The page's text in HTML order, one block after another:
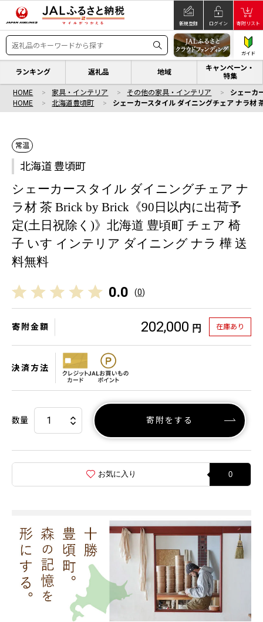
新規登録 ログイン 寄附リスト
ガイド
ランキング 返礼品 地域
キャンペーン・
特集
HOME 家具・インテリア その他の家具・インテリア
シェーカ
HOME
北海道豊頃町 シェーカースタイル ダイニングチェア ナラ
常温
北海道 豊頃町
シェーカースタイル ダイニングチェア ナ
ラ材 茶 Brick by Brick《90日以内に出荷予
定(土日祝除く)》北海道 豊頃町 チェア 椅
子 いす インテリア ダイニング ナラ 樺 送
料無料
0.0 (0)
寄附金額 202,000 円 在庫あり
決済方法
数量 寄附をする
お気に入り 0